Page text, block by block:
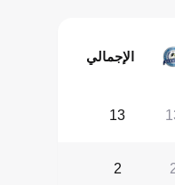
الإجمالي
13
2